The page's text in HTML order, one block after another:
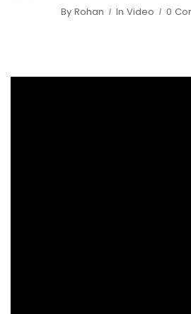
By Rohan In Video 0